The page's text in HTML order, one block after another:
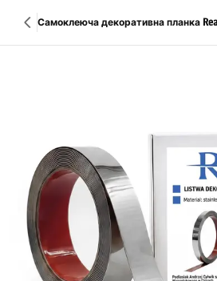
Самоклеюча декоративна планка Rea